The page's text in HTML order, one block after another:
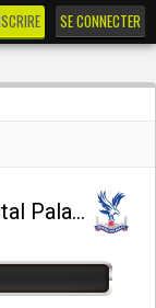
SE CONNECTER
Crystal Palace